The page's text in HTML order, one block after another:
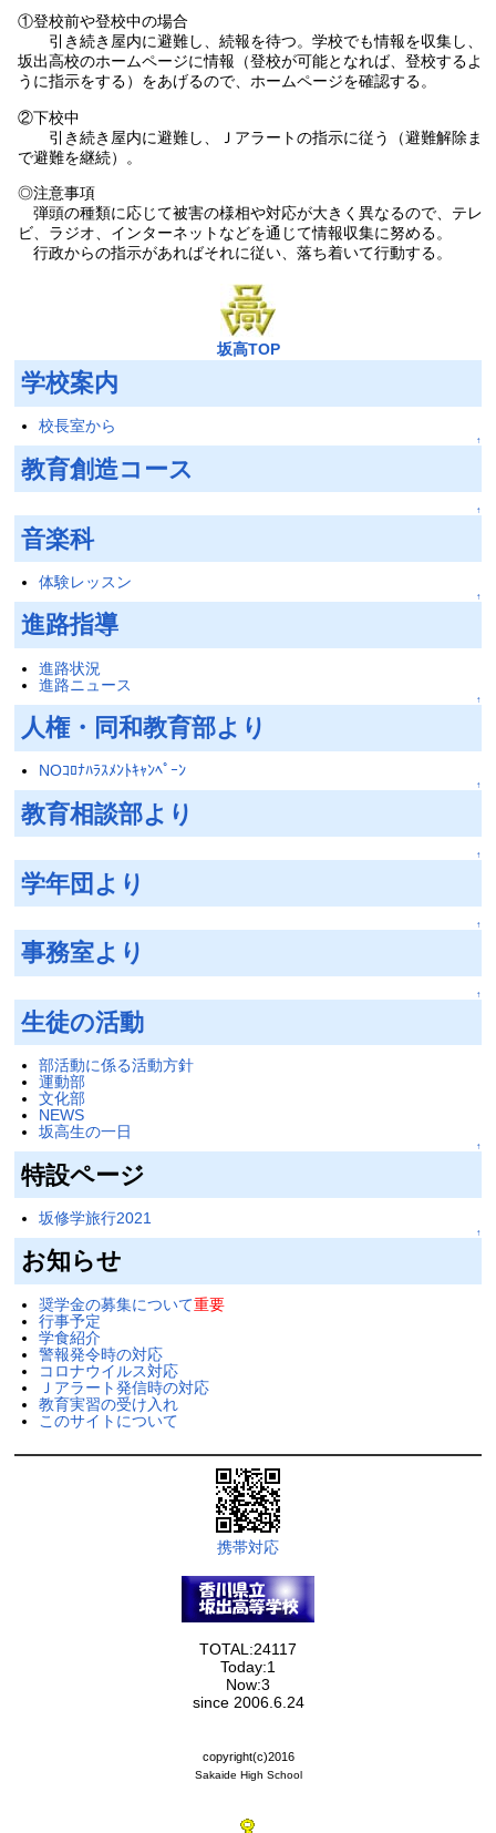
①登校前や登校中の場合
引き続き屋内に避難し、続報を待つ。学校でも情報を収集し、
坂出高校のホームページに情報（登校が可能となれば、登校するよ
うに指示をする）をあげるので、ホームページを確認する。
②下校中
引き続き屋内に避難し、Ｊアラートの指示に従う（避難解除ま
で避難を継続）。
◎注意事項
弾頭の種類に応じて被害の様相や対応が大きく異なるので、テレ
ビ、ラジオ、インターネットなどを通じて情報収集に努める。
行政からの指示があればそれに従い、落ち着いて行動する。
坂高TOP
学校案内
校長室から
↑
教育創造コース
↑
音楽科
体験レッスン
↑
進路指導
進路状況
進路ニュース
↑
人権・同和教育部より
NOｺﾛﾅﾊﾗｽﾒﾝﾄｷｬﾝﾍﾟｰﾝ
↑
教育相談部より
↑
学年団より
↑
事務室より
↑
生徒の活動
部活動に係る活動方針
運動部
文化部
NEWS
坂高生の一日
↑
特設ページ
坂修学旅行2021
↑
お知らせ
奨学金の募集について重要
行事予定
学食紹介
警報発令時の対応
コロナウイルス対応
Ｊアラート発信時の対応
教育実習の受け入れ
このサイトについて
携帯対応
TOTAL:24117
Today:1
Now:3
since 2006.6.24
copyright(c)2016
Sakaide High School